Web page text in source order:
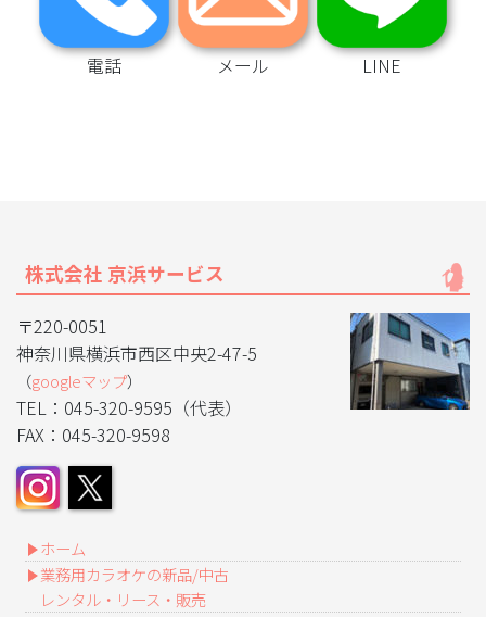
電話 メール LINE
株式会社 京浜サービス
〒220-0051
神奈川県横浜市西区中央2-47-5
（googleマップ）
TEL：045-320-9595（代表）
FAX：045-320-9598
ホーム
業務用カラオケの新品/中古
レンタル・リース・販売